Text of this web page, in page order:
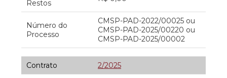
Restos
Número do
Processo
CMSP-PAD-2022/00025 ou
CMSP-PAD-2025/00220 ou
CMSP-PAD-2025/00002
Contrato
2/2025